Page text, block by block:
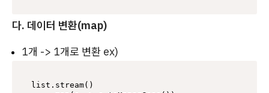
다. 데이터 변환(map)
1개 -> 1개로 변환 ex)
list.stream()